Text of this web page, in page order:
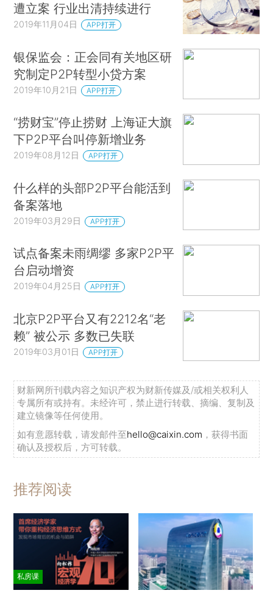
遭立案 行业出清持续进行
2019年11月04日 APP打开
银保监会：正会同有关地区研
究制定P2P转型小贷方案
2019年10月21日 APP打开
“捞财宝”停止捞财 上海证大旗
下P2P平台叫停新增业务
2019年08月12日 APP打开
什么样的头部P2P平台能活到
备案落地
2019年03月29日 APP打开
试点备案未雨绸缪 多家P2P平
台启动增资
2019年04月25日 APP打开
北京P2P平台又有2212名“老
赖” 被公示 多数已失联
2019年03月01日 APP打开
财新网所刊载内容之知识产权为财新传媒及/或相关权利人
专属所有或持有。未经许可，禁止进行转载、摘编、复制及
建立镜像等任何使用。
如有意愿转载，请发邮件至hello@caixin.com ，获得书面
确认及授权后，方可转载。
推荐阅读
私房课